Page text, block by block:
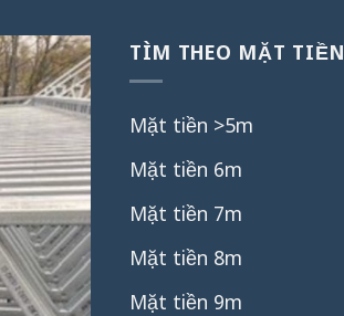
TÌM THEO MẶT TIỀN
Mặt tiền >5m
Mặt tiền 6m
Mặt tiền 7m
Mặt tiền 8m
Mặt tiền 9m